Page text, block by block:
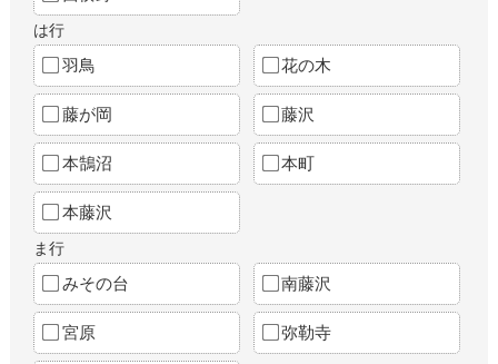
は行
羽鳥 花の木
藤が岡 藤沢
本鵠沼 本町
本藤沢
ま行
みその台 南藤沢
宮原 弥勒寺